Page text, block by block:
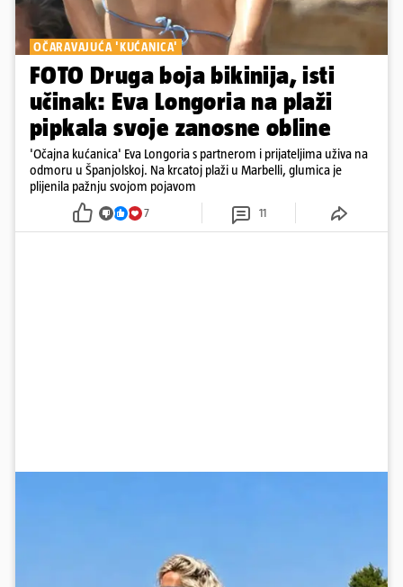
OČARAVAJUĆA 'KUĆANICA'
FOTO Druga boja bikinija, isti
učinak: Eva Longoria na plaži
pipkala svoje zanosne obline
'Očajna kućanica' Eva Longoria s partnerom i prijateljima uživa na
odmoru u Španjolskoj. Na krcatoj plaži u Marbelli, glumica je
plijenila pažnju svojom pojavom
7 11